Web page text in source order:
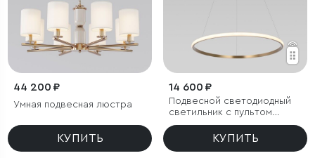
44 200 ₽
Умная подвесная люстра
КУПИТЬ
14 600 ₽
Подвесной светодиодный
светильник с пультом
управления
КУПИТЬ